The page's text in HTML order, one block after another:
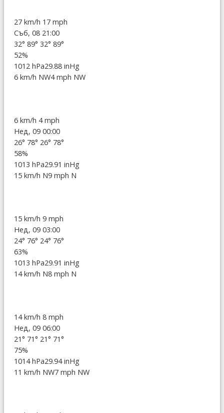
27 km/h 17 mph
Съб, 08 21:00
32° 89° 32° 89°
52%
1012 hPa29.88 inHg
6 km/h NW4 mph NW
6 km/h 4 mph
Нед, 09 00:00
26° 78° 26° 78°
58%
1013 hPa29.91 inHg
15 km/h N9 mph N
15 km/h 9 mph
Нед, 09 03:00
24° 76° 24° 76°
63%
1013 hPa29.91 inHg
14 km/h N8 mph N
14 km/h 8 mph
Нед, 09 06:00
21° 71° 21° 71°
75%
1014 hPa29.94 inHg
11 km/h NW7 mph NW